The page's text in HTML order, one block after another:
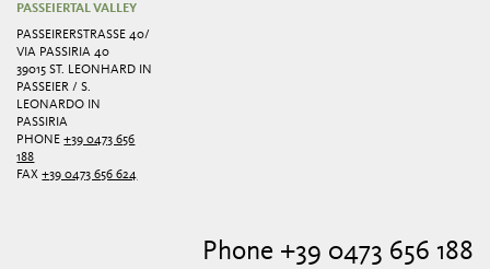
PASSEIERTAL VALLEY
PASSEIRERSTRASSE 40/ V
IA PASSIRIA 40
39015 ST. LEONHARD IN
PASSEIER / S.
LEONARDO IN
PASSIRIA
PHONE+39 0473 656
188
FAX+39 0473 656 624
Phone +39 0473 656 188